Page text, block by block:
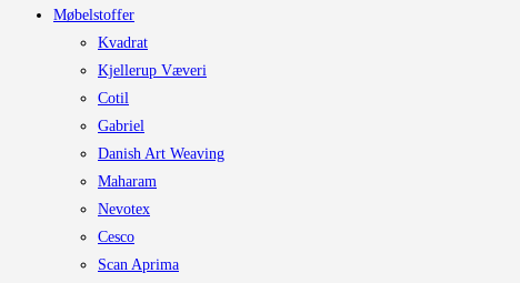
Møbelstoffer
Kvadrat
Kjellerup Væveri
Cotil
Gabriel
Danish Art Weaving
Maharam
Nevotex
Cesco
Scan Aprima